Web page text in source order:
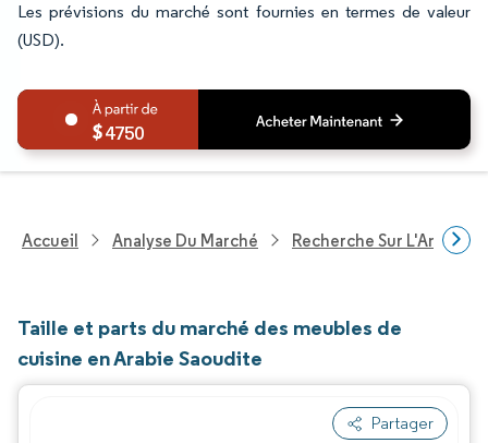
Les prévisions du marché sont fournies en termes de valeur
(USD).
4750
Accueil Analyse Du Marché Recherche Sur
Taille et parts du marché des meubles de
cuisine en Arabie Saoudite
Partager